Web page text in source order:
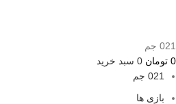
021 جم
0 تومان 0 سبد خرید
021 جم
بازی ها